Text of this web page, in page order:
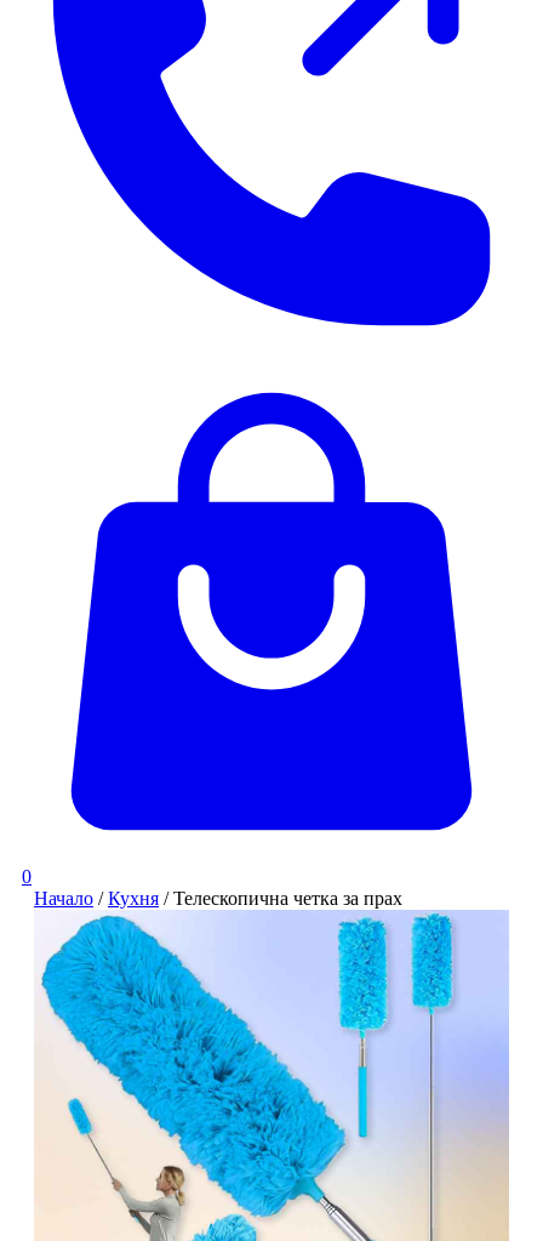
0
Начало /Кухня / Телескопична четка за прах